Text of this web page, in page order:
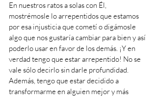
En nuestros ratos a solas con Él,
mostrémosle lo arrepentidos que estamos
por esa injusticia que cometí o digámosle
algo que nos gustaría cambiar para bien y así
poderlo usar en favor de los demás. ¡Y en
verdad tengo que estar arrepentido! No se
vale sólo decirlo sin darle profundidad.
Además, tengo que estar decidido a
transformarme en alguien mejor y más